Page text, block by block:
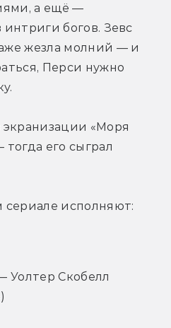
а ещё —
интриги богов. Зевс
жезла молний — и
Перси нужно
экранизации «Моря
его сыграл
сериале исполняют:
Уолтер Скобелл